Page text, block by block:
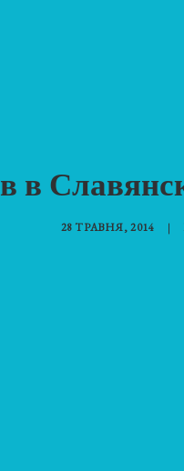
в
28 ТРАВНЯ, 2014 |